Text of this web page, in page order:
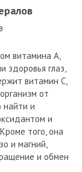
витамина А,
глаз,
витамин С,
от
найти и
и
того, она
и магний,
и обмен